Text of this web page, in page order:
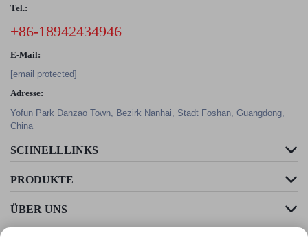
Tel.:
+86-18942434946
E-Mail:
[email protected]
Adresse:
Yofun Park Danzao Town, Bezirk Nanhai, Stadt Foshan, Guangdong,
China
SCHNELLLINKS
PRODUKTE
ÜBER UNS